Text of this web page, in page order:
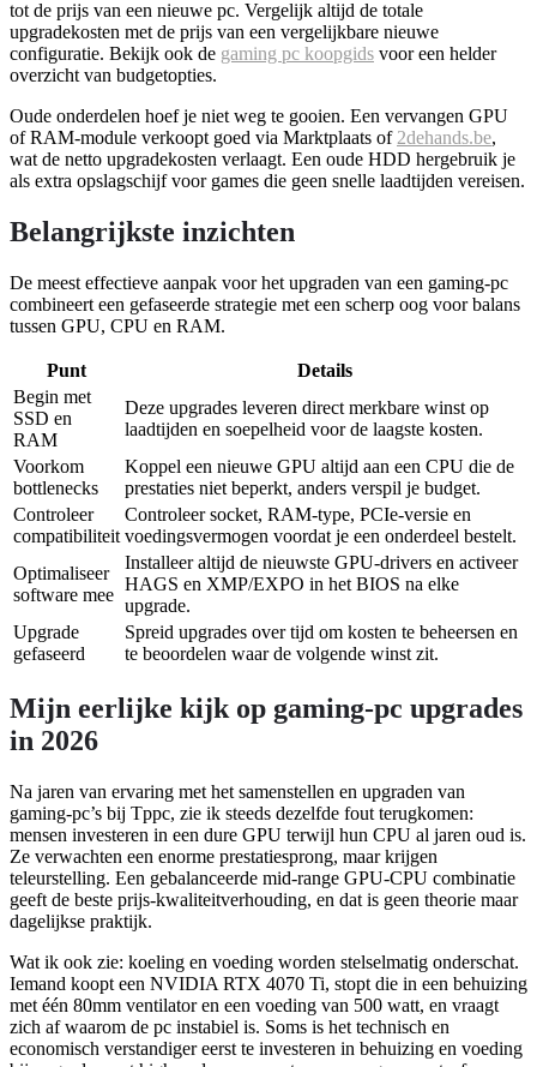
tot de prijs van een nieuwe pc. Vergelijk altijd de totale
upgradekosten met de prijs van een vergelijkbare nieuwe
configuratie. Bekijk ook de gaming pc koopgids voor een helder
overzicht van budgetopties.
Oude onderdelen hoef je niet weg te gooien. Een vervangen GPU
of RAM-module verkoopt goed via Marktplaats of 2dehands.be,
wat de netto upgradekosten verlaagt. Een oude HDD hergebruik je
als extra opslagschijf voor games die geen snelle laadtijden vereisen.
Belangrijkste inzichten
De meest effectieve aanpak voor het upgraden van een gaming-pc
combineert een gefaseerde strategie met een scherp oog voor balans
tussen GPU, CPU en RAM.
Punt
Details
Begin met
SSD en
RAM
Deze upgrades leveren direct merkbare winst op
laadtijden en soepelheid voor de laagste kosten.
Voorkom
bottlenecks
Koppel een nieuwe GPU altijd aan een CPU die de
prestaties niet beperkt, anders verspil je budget.
Controleer
compatibiliteit
Controleer socket, RAM-type, PCIe-versie en
voedingsvermogen voordat je een onderdeel bestelt.
Optimaliseer
software mee
Installeer altijd de nieuwste GPU-drivers en activeer
HAGS en XMP/EXPO in het BIOS na elke
upgrade.
Upgrade
gefaseerd
Spreid upgrades over tijd om kosten te beheersen en
te beoordelen waar de volgende winst zit.
Mijn eerlijke kijk op gaming-pc upgrades
in 2026
Na jaren van ervaring met het samenstellen en upgraden van
gaming-pc’s bij Tppc, zie ik steeds dezelfde fout terugkomen:
mensen investeren in een dure GPU terwijl hun CPU al jaren oud is.
Ze verwachten een enorme prestatiesprong, maar krijgen
teleurstelling. Een gebalanceerde mid-range GPU-CPU combinatie
geeft de beste prijs-kwaliteitverhouding, en dat is geen theorie maar
dagelijkse praktijk.
Wat ik ook zie: koeling en voeding worden stelselmatig onderschat.
Iemand koopt een NVIDIA RTX 4070 Ti, stopt die in een behuizing
met één 80mm ventilator en een voeding van 500 watt, en vraagt
zich af waarom de pc instabiel is. Soms is het technisch en
economisch verstandiger eerst te investeren in behuizing en voeding